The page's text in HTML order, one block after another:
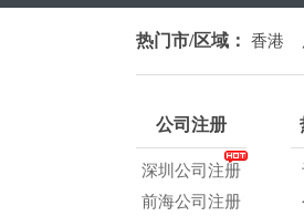
热门市/区域： 香港
公司注册
深圳公司注册
前海公司注册